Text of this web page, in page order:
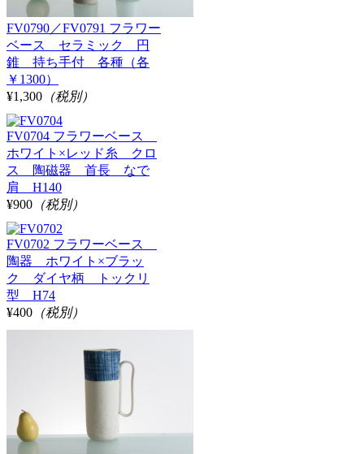
FV0790／FV0791 フラワー
ベース セラミック 円
錐 持ち手付 各種（各
￥1300）
¥1,300 （税別）
FV0704 フラワーベース
ホワイト×レッド糸 クロ
ス 陶磁器 首長 なで
肩 H140
¥900 （税別）
FV0702 フラワーベース
陶器 ホワイト×ブラッ
ク ダイヤ柄 トックリ
型 H74
¥400 （税別）